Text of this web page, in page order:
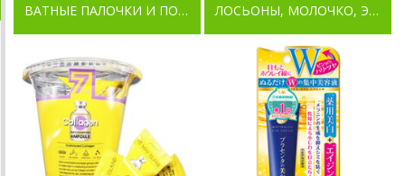
ВАТНЫЕ ПАЛОЧКИ И ПОДУШЕЧКИ ЛОСЬОНЫ, МОЛОЧКО, ЭМУЛЬСИИ